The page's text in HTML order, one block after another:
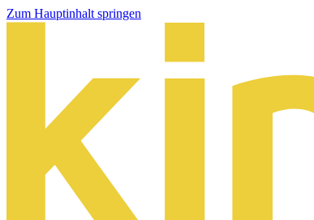
Zum Hauptinhalt springen